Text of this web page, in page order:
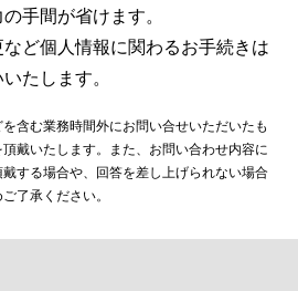
手間が省けます。
ど個人情報に関わるお手続きは
たします。
含む業務時間外にお問い合せいただいたも
戴いたします。また、お問い合わせ内容に
する場合や、回答を差し上げられない場合
了承ください。